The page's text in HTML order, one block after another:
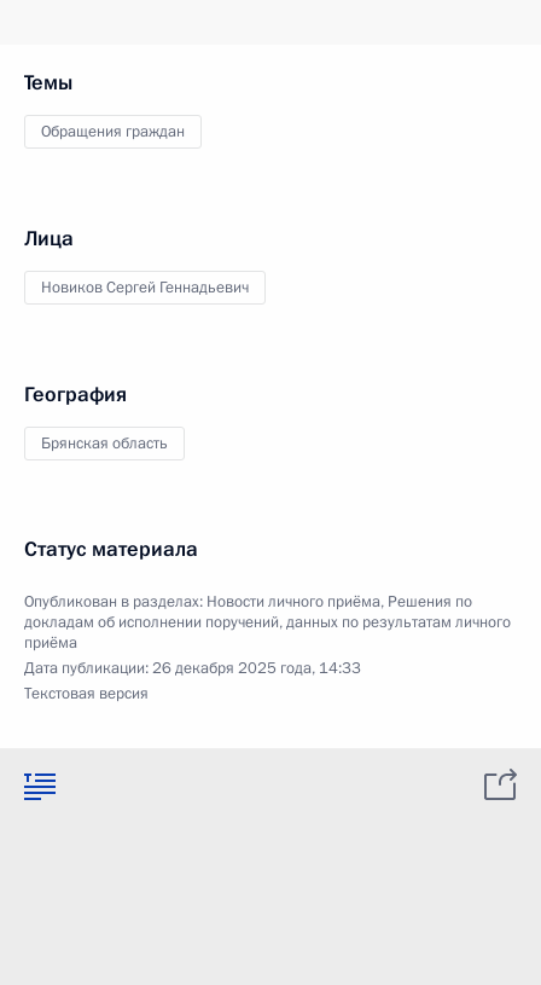
Темы
Обращения граждан
Лица
Новиков Сергей Геннадьевич
География
Брянская область
Статус материала
Опубликован в разделах: Новости личного приёма, Решения по
докладам об исполнении поручений, данных по результатам личного
приёма
Дата публикации:26 декабря 2025 года, 14:33
Текстовая версия